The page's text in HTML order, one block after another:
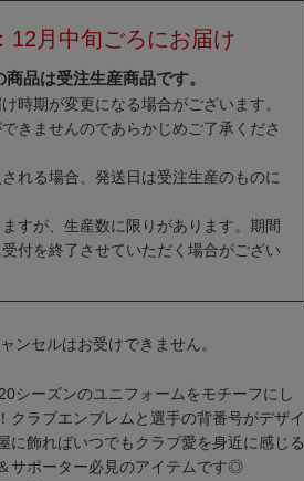
12月中旬ごろにお届け
商品は受注生産商品です。
時期が変更になる場合がございます。
きませんのであらかじめご了承くださ
れる場合、発送日は受注生産のものに
すが、生産数に限りがあります。期間
付を終了させていただく場合がござい
ンセルはお受けできません。
シーズンのユニフォームをモチーフにし
クラブエンブレムと選手の背番号がデザイ
に飾ればいつでもクラブ愛を身近に感じる
サポーター必見のアイテムです◎